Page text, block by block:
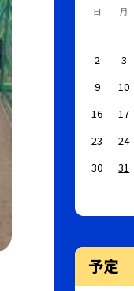
日 月
2
3
9
10
16
17
23
24
30
31
予定